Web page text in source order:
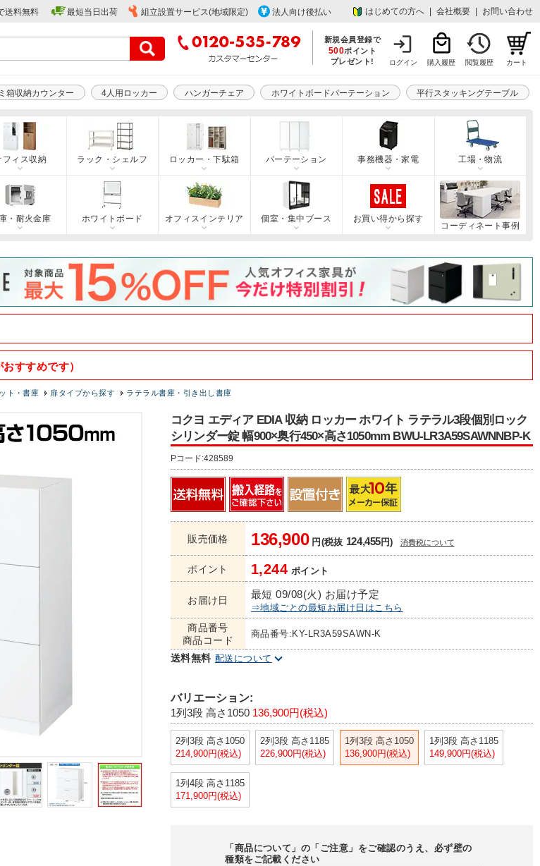
送料無料 最短当日出荷 組立設置サービス(地域限定) 法人向け後払い はじめての方へ 会社概要 お問い合わせ
新規会員登録で
500ポイント
プレゼント!
ログイン 購入履歴 閲覧履歴 カート
箱収納カウンター 4人用ロッカー ハンガーチェア ホワイトボードパーテーション 平行スタッキングテーブル
フィス収納 ラック・シェルフ ロッカー・下駄箱 パーテーション 事務機器・家電 工場・物流
・耐火金庫 ホワイトボード オフィスインテリア 個室・集中ブース
お買い得から探す
コーディネート事例
すすめです）
ト・書庫 扉タイプから探す ラテラル書庫・引き出し書庫
コクヨ エディア EDIA 収納 ロッカー ホワイト ラテラル3段個別ロック
シリンダー錠 幅900×奥行450×高さ1050mm BWU-LR3A59SAWNNBP-K
Pコード:428589
販売価格 136,900円(税抜 124,455円) 消費税について
ポイント 1,244 ポイント
お届け日 最短 09/08(火) お届け予定
⇒地域ごとの最短お届け日はこちら
商品番号
商品コード
商品番号:KY-LR3A59SAWN-K
送料無料 配送について
バリエーション:
1列3段 高さ1050 136,900円(税込)
2列3段 高さ1050
214,900円(税込)
2列3段 高さ1185
226,900円(税込)
1列3段 高さ1050
136,900円(税込)
1列3段 高さ1185
149,900円(税込)
1列4段 高さ1185
171,900円(税込)
「商品について」の「ご注意」をご確認のうえ、必ず壁の
種類をご記載ください